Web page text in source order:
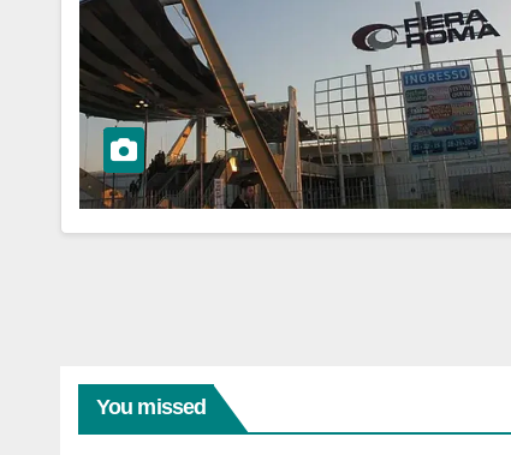
You missed